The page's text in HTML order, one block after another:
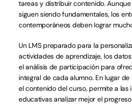
tareas y distribuir contenido.
siguen siendo fundamentales, los
contemporáneos deben lograr
Un LMS preparado para la
actividades de aprendizaje, los
el análisis de participación para
integral de cada alumno. En lugar
el contenido del curso, permite a las
educativas analizar mejor el